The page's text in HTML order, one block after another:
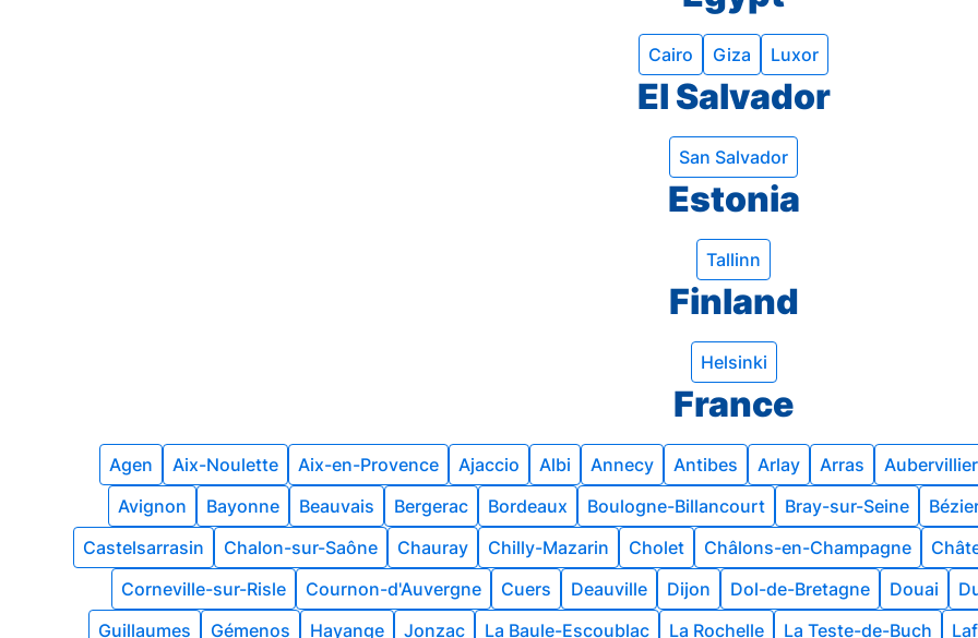
Cairo Giza Luxor
El Salvador
San Salvador
Estonia
Tallinn
Finland
Helsinki
France
Agen Aix-Noulette Aix-en-Provence Ajaccio Albi Annecy Antibes Arlay Arras
Avignon
Bayonne Beauvais Bergerac Bordeaux Boulogne-Billancourt Bray-sur-Seine
Castelsarrasin
Chalon-sur-Saône Chauray Chilly-Mazarin Cholet Châlons-en-Champagne
Corneville-sur-Risle
Cournon-d'Auvergne Cuers Deauville Dijon Dol-de-Bretagne Douai
Guillaumes
Gémenos Hayange Jonzac La Baule-Escoublac La Rochelle La Teste-de-Buch